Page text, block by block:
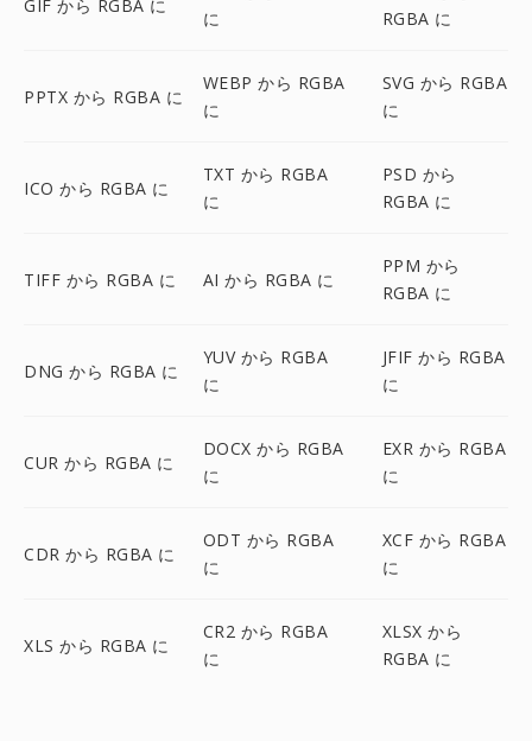
GIF から RGBA に
に
RGBA に
PPTX から RGBA に
WEBP から RGBA
に
SVG から RGBA
に
ICO から RGBA に
TXT から RGBA
に
PSD から
RGBA に
TIFF から RGBA に AI から RGBA に
PPM から
RGBA に
DNG から RGBA に
YUV から RGBA
に
JFIF から RGBA
に
CUR から RGBA に
DOCX から RGBA
に
EXR から RGBA
に
CDR から RGBA に
ODT から RGBA
に
XCF から RGBA
に
XLS から RGBA に
CR2 から RGBA
に
XLSX から
RGBA に